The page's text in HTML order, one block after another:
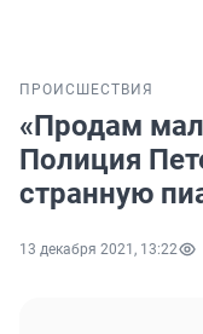
ПРОИСШЕСТВИЯ
«Продам
Полиция
странную
13 декабря 2021, 13:22